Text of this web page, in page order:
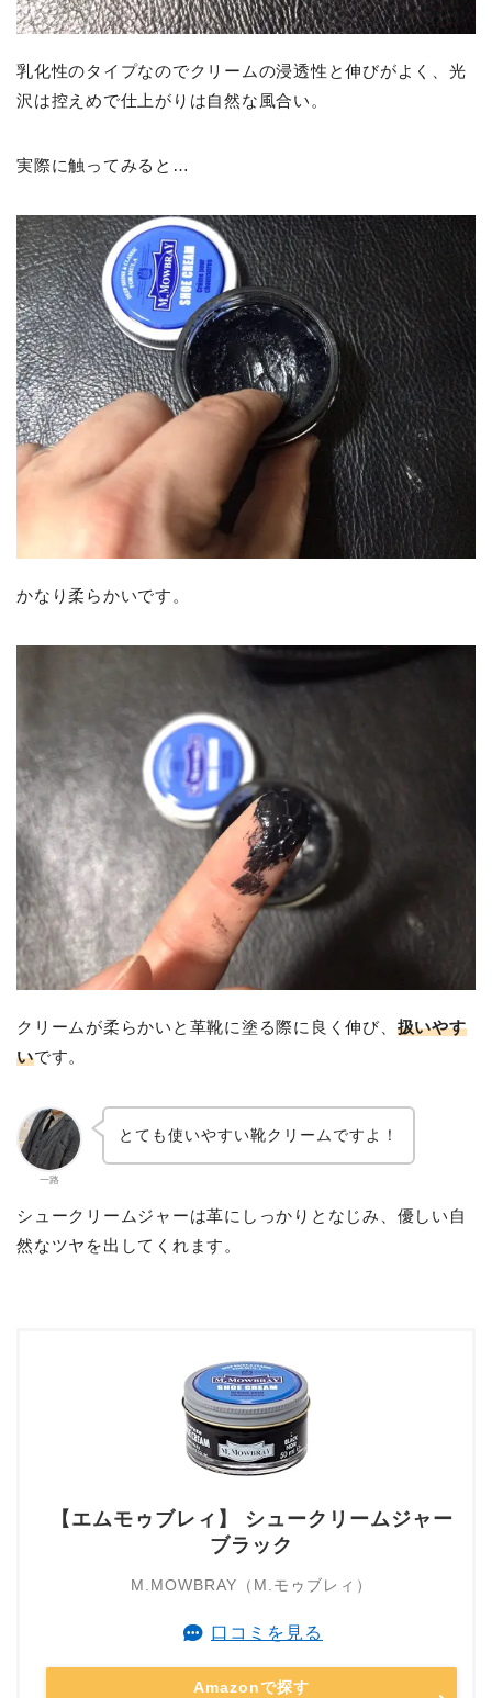
乳化性のタイプなのでクリームの浸透性と伸びがよく、光
沢は控えめで仕上がりは自然な風合い。
実際に触ってみると…
かなり柔らかいです。
クリームが柔らかいと革靴に塗る際に良く伸び、 扱いやす
いです。
一路
とても使いやすい靴クリームですよ！
シュークリームジャーは革にしっかりとなじみ、優しい自
然なツヤを出してくれます。
【エムモゥブレィ】 シュークリームジャー
ブラック
M.MOWBRAY（M.モゥブレィ）
口コミを見る
Amazonで探す